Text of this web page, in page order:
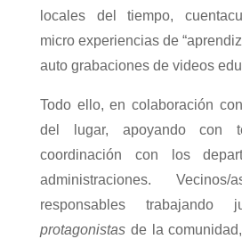
locales del tiempo,
micro experiencias de
auto grabaciones de videos
Todo ello, en colaboración
del lugar, apoyando con
coordinación con los
administraciones.
responsables
protagonistasde la